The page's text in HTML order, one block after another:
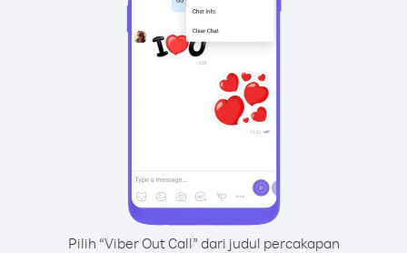
Pilih “Viber Out Call” dari judul percakapan